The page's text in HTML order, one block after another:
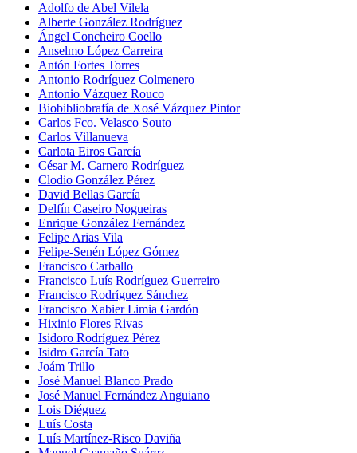
Adolfo de Abel Vilela
Alberte González Rodríguez
Ángel Concheiro Coello
Anselmo López Carreira
Antón Fortes Torres
Antonio Rodríguez Colmenero
Antonio Vázquez Rouco
Biobibliobrafía de Xosé Vázquez Pintor
Carlos Fco. Velasco Souto
Carlos Villanueva
Carlota Eiros García
César M. Carnero Rodríguez
Clodio González Pérez
David Bellas García
Delfín Caseiro Nogueiras
Enrique González Fernández
Felipe Arias Vila
Felipe-Senén López Gómez
Francisco Carballo
Francisco Luís Rodríguez Guerreiro
Francisco Rodríguez Sánchez
Francisco Xabier Limia Gardón
Hixinio Flores Rivas
Isidoro Rodríguez Pérez
Isidro García Tato
Joám Trillo
José Manuel Blanco Prado
José Manuel Fernández Anguiano
Lois Diéguez
Luís Costa
Luís Martínez-Risco Daviña